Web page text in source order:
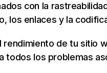
con la
los enlaces y la
rendimiento de tu sitio
todos los problemas